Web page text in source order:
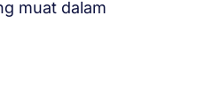
muat dalam